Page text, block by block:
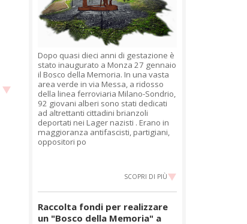
Dopo quasi dieci anni di gestazione è
stato inaugurato a Monza 27 gennaio
il Bosco della Memoria. In una vasta
area verde in via Messa, a ridosso
della linea ferroviaria Milano-Sondrio,
92 giovani alberi sono stati dedicati
ad altrettanti cittadini brianzoli
deportati nei Lager nazisti . Erano in
maggioranza antifascisti, partigiani,
oppositori po
SCOPRI DI PIÙ
Raccolta fondi per realizzare
un "Bosco della Memoria" a